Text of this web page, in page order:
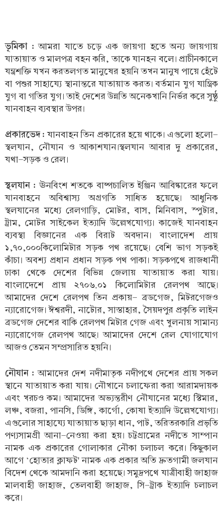
ভূমিকা : আমরা যাতে চড়ে এক জায়গা হতে অন্য জায়গায়
যাতায়াত ও মালপত্র বহন করি, তাকে যানহন বলে। প্রাচীনকালে
যন্ত্রশক্তি যখন করতলগত মানুষের হয়নি তখন মানুষ পায়ে হেঁটে
বা পশুর সাহায্যে স্থানান্তরে যাতায়াত করত। বর্তমান যুগ যান্ত্রিক
যুগ বা গতির যুগ। তাই দেশের উন্নতি অনেকখানি নির্ভর করে সুষ্ঠু
যানবাহন ব্যবস্থার উপর।
প্রকারভেদ : যানবাহন তিন প্রকারের হয়ে থাকে। এগুলো হলো-
স্থলযান, নৌযান ও আকাশযান।স্থলযান আবার দু প্রকারের,
যথা-সড়ক ও রেল।
স্থলযান : ঊনবিংশ শতকে বাষ্পচালিত ইঞ্জিন আবিষ্কারের ফলে
যানবাহনে অবিশ্বাস্য অগ্রগতি সাধিত হয়েছে। আধুনিক
স্থলযানের মধ্যে রেলগাড়ি, মোটর, বাস, মিনিবাস, স্পুটার,
ট্রাম, মোটর সাইকেল ইত্যাদি উল্লেখযোগ্য। কাজেই যানবাহন
ব্যবস্থা বিজ্ঞানের এক বিরাট অবদান। বাংলাদেশ প্রায়
১,৭০,০০০কিলোমিটার সড়ক পথ রয়েছে। বেশি ভাগ সড়কই
কাঁচা। অবশ্য প্রধান প্রধান সড়ক পথ পাকা। সড়কপথে রাজধানী
ঢাকা থেকে দেশের বিভিন্ন জেলায় যাতায়াত করা যায়।
বাংলাদেশে প্রায় ২৭০৬.০১ কিলোমিটার রেলপথ আছে।
আমাদের দেশে রেলপথ তিন প্রকায়- ব্রডগেজ, মিটরগেজও
ন্যারোগেজ। ঈশ্বরদী, নাটোর, সাস্তাহার, সৈয়দপুর প্রকৃতি লাইন
ব্রডগেজ দেশের বাকি রেলপথ মিটার গেজ এবং খুলনায় সামান্য
ন্যারোগেজ রেলপথ আছে। আমাদের দেশে রেল যোগাযোগ
আজও তেমন সম্প্রসারিত হয়নি।
নৌযান : আমাদের দেশ নদীমাতৃক নদীপথে দেশের প্রায় সকল
স্থানে যাতায়াত করা যায়। নৌখানে চলাফেরা করা আরামদায়ক
এবং খরচও কম। আমাদের অভ্যন্তরীণ নৌযানের মধ্যে স্টিমার,
লঞ্চ, বজরা, পানসি, ডিঙ্গি, কার্গো, কোষা ইত্যাদি উল্লেখযোগ্য।
এগুলোর সাহায্যে যাতায়াত ছাড়া ধান, পাট, তরিতরকারি প্রভৃতি
পণ্যসামগ্রী আনা-নেওয়া করা হয়। চট্টগ্রামের নদীতে সাম্পান
নামক এক প্রকারের গোলাকার নৌকা চলাচল করে। কিছুকাল
আগে ‘হোতার ক্লাফট' নামক এক প্রকার অতি দ্রুতগামী জলযান
বিদেশ থেকে আমদানি করা হয়েছে। সমুদ্রপথে যাত্রীবাহী জাহাজ
মালবাহী জাহাজ, তেলবাহী জাহাজ, সি-ট্রাক ইত্যাদি চলাচল
করে।